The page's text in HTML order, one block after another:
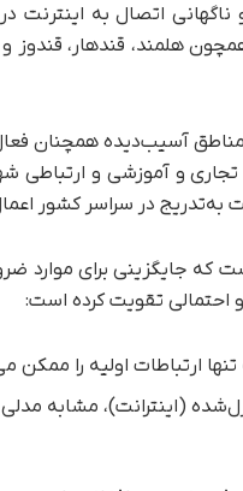
ولایت‌هایی همچون هلمند،
آسیب‌دیده همچنان
تجاری و آموزشی و
به‌تدریج در سراسر کشور
که جایگزینی برای موارد
احتمالی تقویت کرده است:
ارتباطات اولیه را ممکن
(اینترانت)، مشابه